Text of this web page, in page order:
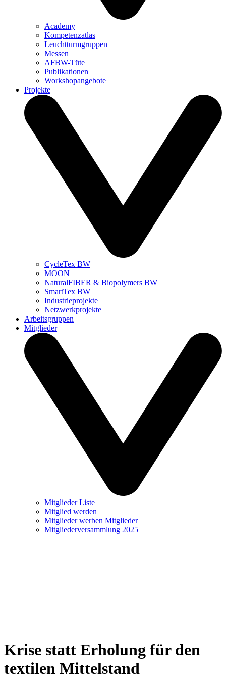
Academy
Kompetenzatlas
Leuchtturm­gruppen
Messen
AFBW-Tüte
Publikationen
Workshopangebote
Projekte
CycleTex BW
MOON
NaturalFIBER & Biopolymers BW
SmartTex BW
Industrieprojekte
Netzwerkprojekte
Arbeitsgruppen
Mitglieder
Mitglieder Liste
Mitglied werden
Mitglieder werben Mitglieder
Mitgliederversammlung 2025
Krise statt Erholung für den
textilen Mittelstand